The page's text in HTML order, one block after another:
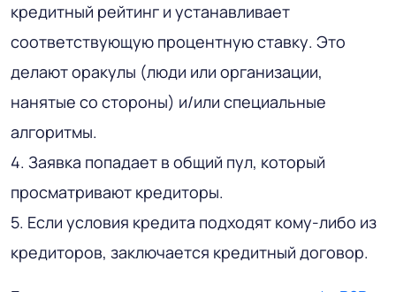
кредитный рейтинг и устанавливает
соответствующую процентную ставку. Это
делают оракулы (люди или организации,
нанятые со стороны) и/или специальные
алгоритмы.
4. Заявка попадает в общий пул, который
просматривают кредиторы.
5. Если условия кредита подходят кому-либо из
кредиторов, заключается кредитный договор.